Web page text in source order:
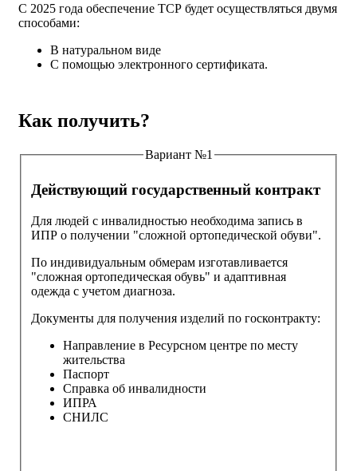
С 2025 года обеспечение ТСР будет осуществляться двумя
способами:
В натуральном виде
С помощью электронного сертификата.
Как получить?
Вариант №1
Действующий государственный контракт
Для людей с инвалидностью необходима запись в
ИПР о получении "сложной ортопедической обуви".
По индивидуальным обмерам изготавливается
"сложная ортопедическая обувь" и адаптивная
одежда с учетом диагноза.
Документы для получения изделий по госконтракту:
Направление в Ресурсном центре по месту
жительства
Паспорт
Справка об инвалидности
ИПРА
СНИЛС